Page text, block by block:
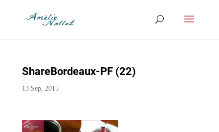
ShareBordeaux-PF (22)
13 Sep, 2015